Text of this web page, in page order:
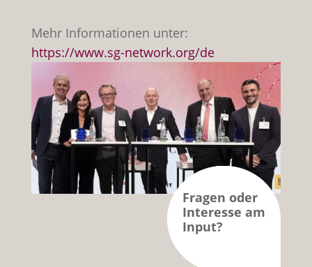
Mehr Informationen unter:
https://www.sg-network.org/de
Fragen oder
Interesse am
Input?